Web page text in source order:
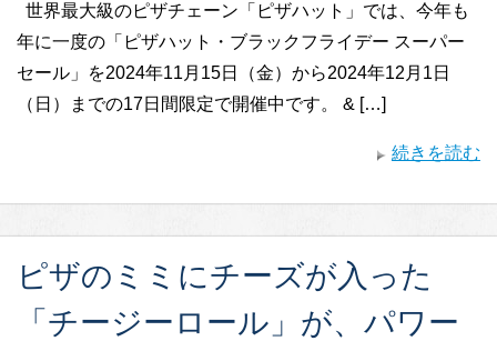
世界最大級のピザチェーン「ピザハット」では、今年も
年に一度の「ピザハット・ブラックフライデー スーパー
セール」を2024年11月15日（金）から2024年12月1日
（日）までの17日間限定で開催中です。 & […]
続きを読む
ピザのミミにチーズが入った
「チージーロール」が、パワー